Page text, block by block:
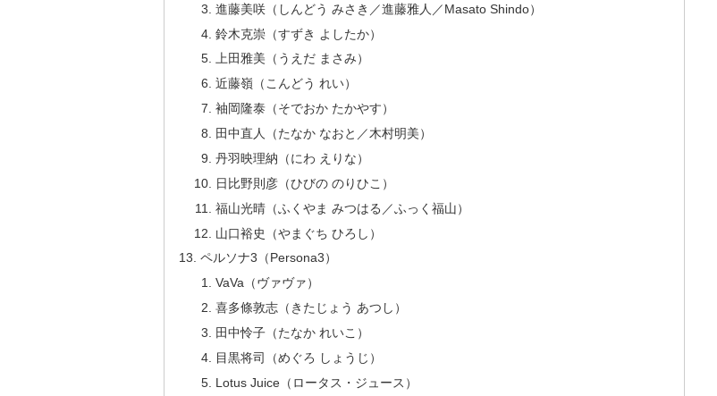
進藤美咲（しんどう みさき／進藤雅人／Masato Shindo）
鈴木克崇（すずき よしたか）
上田雅美（うえだ まさみ）
近藤嶺（こんどう れい）
袖岡隆泰（そでおか たかやす）
田中直人（たなか なおと／木村明美）
丹羽映理納（にわ えりな）
日比野則彦（ひびの のりひこ）
福山光晴（ふくやま みつはる／ふっく福山）
山口裕史（やまぐち ひろし）
ペルソナ3（Persona3）
VaVa（ヴァヴァ）
喜多條敦志（きたじょう あつし）
田中怜子（たなか れいこ）
目黒将司（めぐろ しょうじ）
Lotus Juice（ロータス・ジュース）